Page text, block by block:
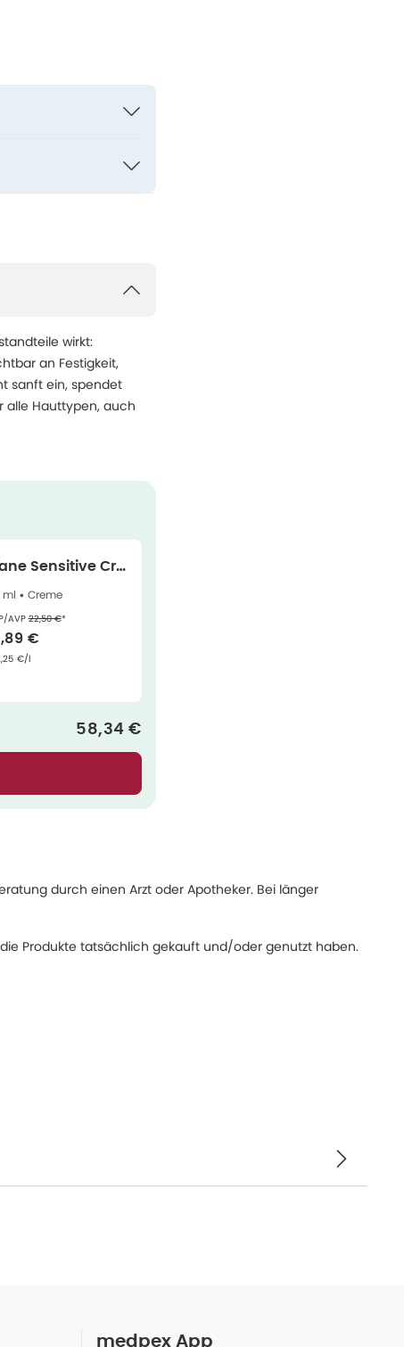
wirkt:
an Festigkeit,
sanft ein, spendet
alle Hauttypen, auch
Sensitive Cre
• Creme
AVPEhemaliger Preis (U V P)
22,50 €*
€
€/l
Verkaufspreis
58,34 €
durch einen Arzt oder Apotheker. Bei länger
Produkte tatsächlich gekauft und/oder genutzt haben.
medpex App